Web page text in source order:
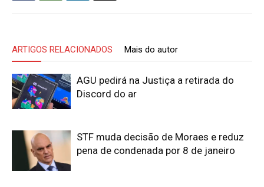
ARTIGOS RELACIONADOS Mais do autor
AGU pedirá na Justiça a retirada do
Discord do ar
STF muda decisão de Moraes e reduz
pena de condenada por 8 de janeiro